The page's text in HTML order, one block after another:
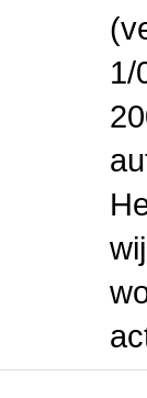
1/